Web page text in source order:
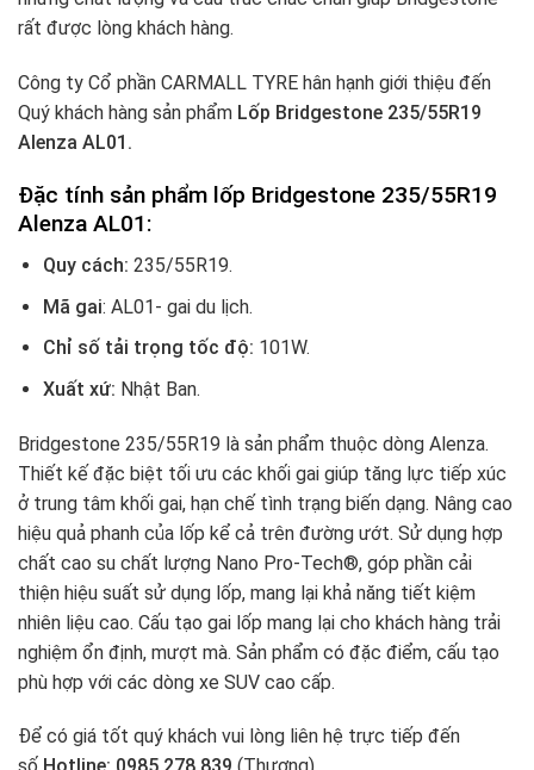
rất được lòng khách hàng.
Công ty Cổ phần CARMALL TYRE hân hạnh giới thiệu đến
Quý khách hàng sản phẩm Lốp Bridgestone 235/55R19
Alenza AL01.
Đặc tính sản phẩm lốp Bridgestone 235/55R19
Alenza AL01:
Quy cách: 235/55R19.
Mã gai: AL01- gai du lịch.
Chỉ số tải trọng tốc độ: 101W.
Xuất xứ: Nhật Ban.
Bridgestone 235/55R19 là sản phẩm thuộc dòng Alenza.
Thiết kế đặc biệt tối ưu các khối gai giúp tăng lực tiếp xúc
ở trung tâm khối gai, hạn chế tình trạng biến dạng. Nâng cao
hiệu quả phanh của lốp kể cả trên đường ướt. Sử dụng hợp
chất cao su chất lượng Nano Pro-Tech®, góp phần cải
thiện hiệu suất sử dụng lốp, mang lại khả năng tiết kiệm
nhiên liệu cao. Cấu tạo gai lốp mang lại cho khách hàng trải
nghiệm ổn định, mượt mà. Sản phẩm có đặc điểm, cấu tạo
phù hợp với các dòng xe SUV cao cấp.
Để có giá tốt quý khách vui lòng liên hệ trực tiếp đến